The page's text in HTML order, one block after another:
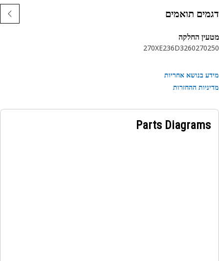
תואמים
החלקה
270
260
236D3
270XE
בנושא אחריות
ההחזרות
Parts Diagrams